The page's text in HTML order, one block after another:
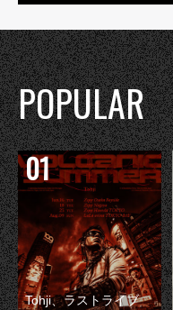
POPULAR
Tohji、ラストライブ